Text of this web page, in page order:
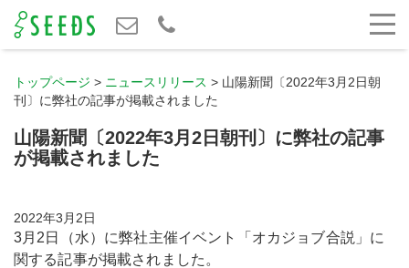
トップページ > ニュースリリース > 山陽新聞〔2022年3月2日朝
刊〕に弊社の記事が掲載されました
山陽新聞〔2022年3月2日朝刊〕に弊社の記事
が掲載されました
2022年3月2日
3月2日（水）に弊社主催イベント「オカジョブ合説」に
関する記事が掲載されました。